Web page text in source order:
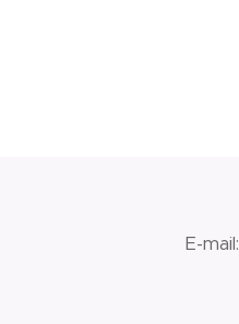
E-mail: